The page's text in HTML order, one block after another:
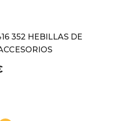
352 HEBILLAS DE